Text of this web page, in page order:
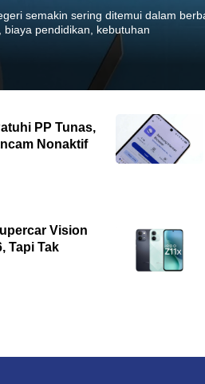
semakin sering ditemui dalam
pendidikan, kebutuhan
PP Tunas,
Nonaktif
Vision
Tapi Tak